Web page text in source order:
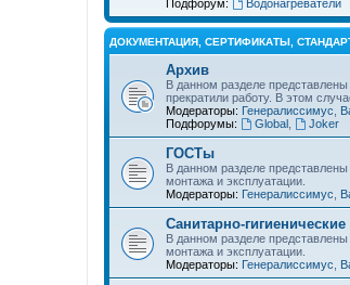
Подфорум:
Водонагреватели
ДОКУМЕНТАЦИЯ, СЕРТИФИКАТЫ,
Архив
В данном разделе
прекратили работу. В этом
Модераторы: Генералиссимус
Подфорумы:
Global, Joker
ГОСТы
В данном разделе
монтажа и эксплуатации.
Модераторы: Генералиссимус
Санитарно-
В данном разделе
монтажа и эксплуатации.
Модераторы: Генералиссимус